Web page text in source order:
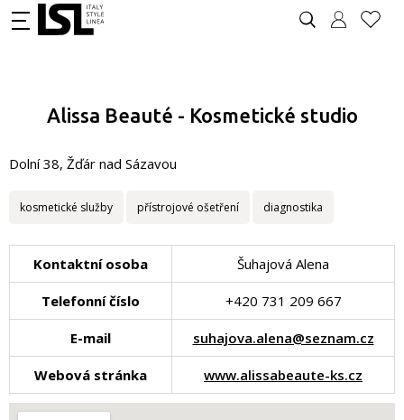
Alissa Beauté - Kosmetické studio
Dolní 38, Žďár nad Sázavou
kosmetické služby přístrojové ošetření diagnostika
Kontaktní osoba Šuhajová Alena
Telefonní číslo +420 731 209 667
E-mail suhajova.alena@seznam.cz
Webová stránka www.alissabeaute-ks.cz